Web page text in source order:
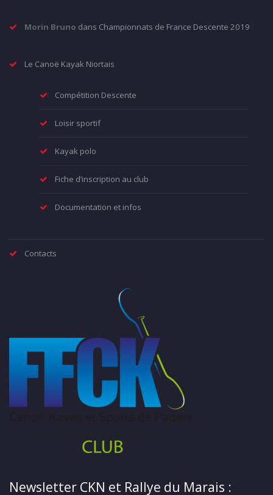
Morin Bruno dans Championnats de France Descente 2019
Le Canoë Kayak Niortais
Compétition Descente
Loisir sportif
Kayak polo
Fiche d’inscription au club
Documentation et infos
Contacts
Newsletter CKN et Rallye du Marais :